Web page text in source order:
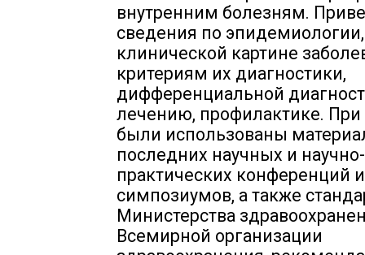
внутренним болезням.
сведения по эпидемиологии,
клинической картине
критериям их диагностики,
дифференциальной
лечению, профилактике. При
были использованы
последних научных и научно-
практических конференций и
симпозиумов, а также
Министерства
Всемирной организации